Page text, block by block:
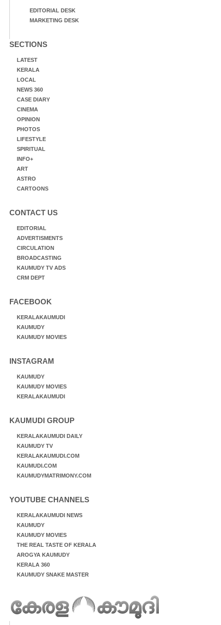
EDITORIAL DESK
MARKETING DESK
SECTIONS
LATEST
KERALA
LOCAL
NEWS 360
CASE DIARY
CINEMA
OPINION
PHOTOS
LIFESTYLE
SPIRITUAL
INFO+
ART
ASTRO
CARTOONS
CONTACT US
EDITORIAL
ADVERTISMENTS
CIRCULATION
BROADCASTING
KAUMUDY TV ADS
CRM DEPT
FACEBOOK
KERALAKAUMUDI
KAUMUDY
KAUMUDY MOVIES
INSTAGRAM
KAUMUDY
KAUMUDY MOVIES
KERALAKAUMUDI
KAUMUDI GROUP
KERALAKAUMUDI DAILY
KAUMUDY TV
KERALAKAUMUDI.COM
KAUMUDI.COM
KAUMUDYMATRIMONY.COM
YOUTUBE CHANNELS
KERALAKAUMUDI NEWS
KAUMUDY
KAUMUDY MOVIES
THE REAL TASTE OF KERALA
AROGYA KAUMUDY
KERALA 360
KAUMUDY SNAKE MASTER